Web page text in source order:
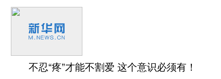
不忍“疼”才能不割爱 这个意识必须有！